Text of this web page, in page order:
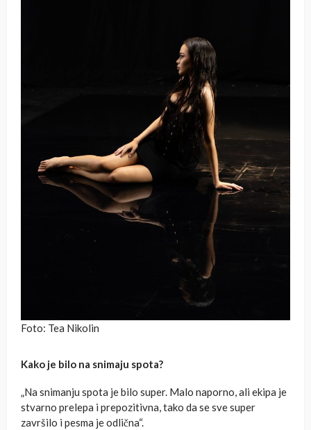
Foto: Tea Nikolin
Kako je bilo na snimaju spota?
„Na snimanju spota je bilo super. Malo naporno, ali ekipa je
stvarno prelepa i prepozitivna, tako da se sve super
završilo i pesma je odlična“.